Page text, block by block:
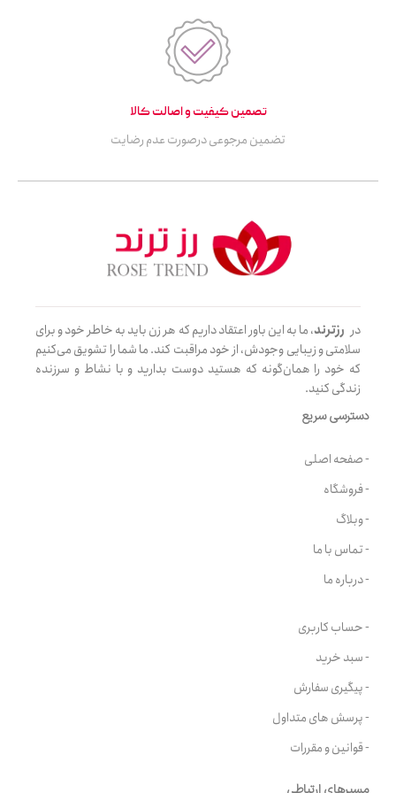
تصمین کیفیت و اصالت کالا
تضمین مرجوعی درصورت عدم رضایت
در رزترند، ما به این باور اعتقاد داریم که هر زن باید به خاطر خود و برای
سلامتی و زیبایی وجودش، از خود مراقبت کند. ما شما را تشویق می‌کنیم
که خود را همان‌گونه که هستید دوست بدارید و با نشاط و سرزنده
زندگی کنید.
دسترسی سریع
- صفحه اصلی
- فروشگاه
- وبلاگ
- تماس با ما
- درباره ما
- حساب کاربری
- سبد خرید
- پیگیری سفارش
- پرسش های متداول
- قوانین و مقررات